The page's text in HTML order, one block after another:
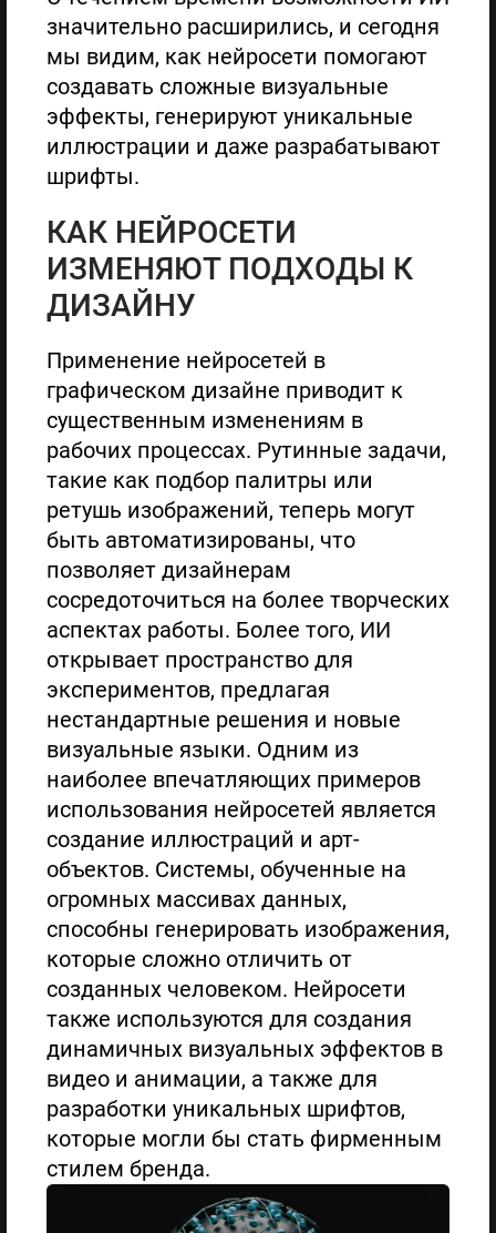
значительно расширились, и сегодня
мы видим, как нейросети помогают
создавать сложные визуальные
эффекты, генерируют уникальные
иллюстрации и даже разрабатывают
шрифты.
КАК НЕЙРОСЕТИ
ИЗМЕНЯЮТ ПОДХОДЫ К
ДИЗАЙНУ
Применение нейросетей в
графическом дизайне приводит к
существенным изменениям в
рабочих процессах. Рутинные задачи,
такие как подбор палитры или
ретушь изображений, теперь могут
быть автоматизированы, что
позволяет дизайнерам
сосредоточиться на более творческих
аспектах работы. Более того, ИИ
открывает пространство для
экспериментов, предлагая
нестандартные решения и новые
визуальные языки. Одним из
наиболее впечатляющих примеров
использования нейросетей является
создание иллюстраций и арт-
объектов. Системы, обученные на
огромных массивах данных,
способны генерировать изображения,
которые сложно отличить от
созданных человеком. Нейросети
также используются для создания
динамичных визуальных эффектов в
видео и анимации, а также для
разработки уникальных шрифтов,
которые могли бы стать фирменным
стилем бренда.